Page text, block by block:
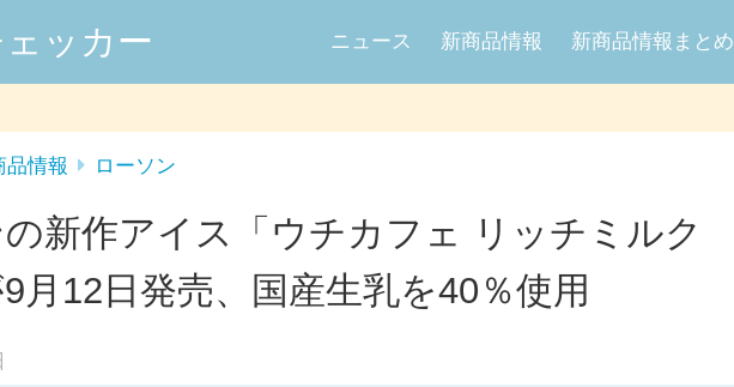
ッカー ニュース 新商品情報 新商品情報まとめ
品情報 ローソン
新作アイス「ウチカフェ リッチミルク
月12日発売、国産生乳を40％使用